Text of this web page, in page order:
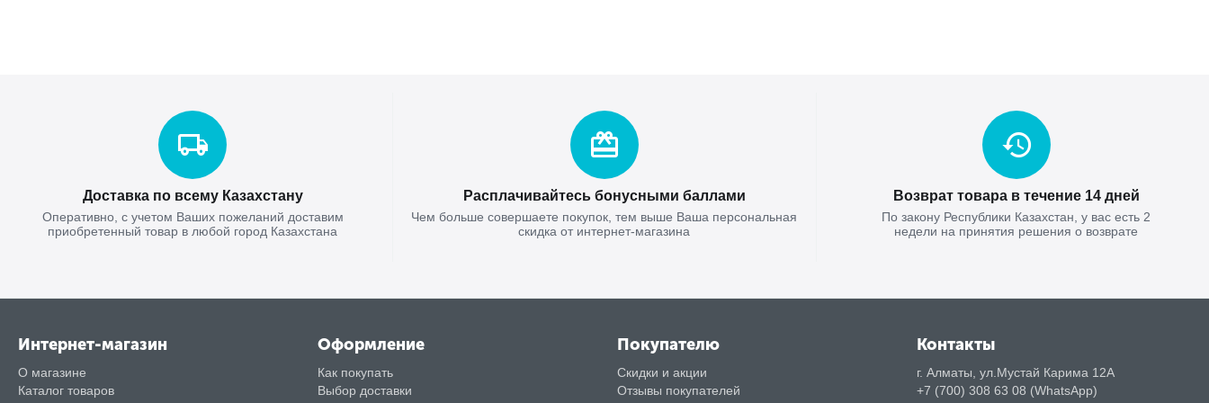
Доставка по всему Казахстану
Оперативно, с учетом Ваших пожеланий доставим
приобретенный товар в любой город Казахстана
Расплачивайтесь бонусными баллами
Чем больше совершаете покупок, тем выше Ваша персональная
скидка от интернет-магазина
Возврат товара в течение 14 дней
По закону Республики Казахстан, у вас есть 2
недели на принятия решения о возврате
Интернет-магазин
О магазине
Каталог товаров
Оформление
Как покупать
Выбор доставки
Покупателю
Скидки и акции
Отзывы покупателей
Контакты
г. Алматы, ул.Мустай Карима 12А
+7 (700) 308 63 08 (WhatsApp)